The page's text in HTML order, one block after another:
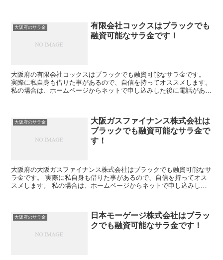
大阪府のサラ金
有限会社コックスはブラックでも
融資可能なサラ金です！
大阪府の有限会社コックスはブラックでも融資可能なサラ金です。
実際に私自身も借りた事があるので、自信を持ってオススメします。
私の場合は、ホームページからネットで申し込みした後に電話があ
大阪府のサラ金
大阪ガスファイナンス株式会社は
ブラックでも融資可能なサラ金で
す！
大阪府の大阪ガスファイナンス株式会社はブラックでも融資可能なサ
ラ金です。 実際に私自身も借りた事があるので、自信を持ってオス
スメします。 私の場合は、ホームページからネットで申し込みした
大阪府のサラ金
日本モーゲージ株式会社はブラッ
クでも融資可能なサラ金です！